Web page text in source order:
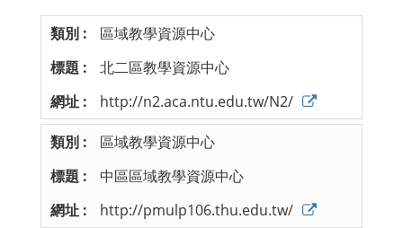
區域教學資源中心
北二區教學資源中心
http://n2.aca.ntu.edu.tw/N2/
區域教學資源中心
中區區域教學資源中心
http://pmulp106.thu.edu.tw/